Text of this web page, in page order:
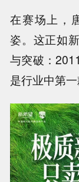
在赛场上，
姿。这正如
与突破：
是行业中第